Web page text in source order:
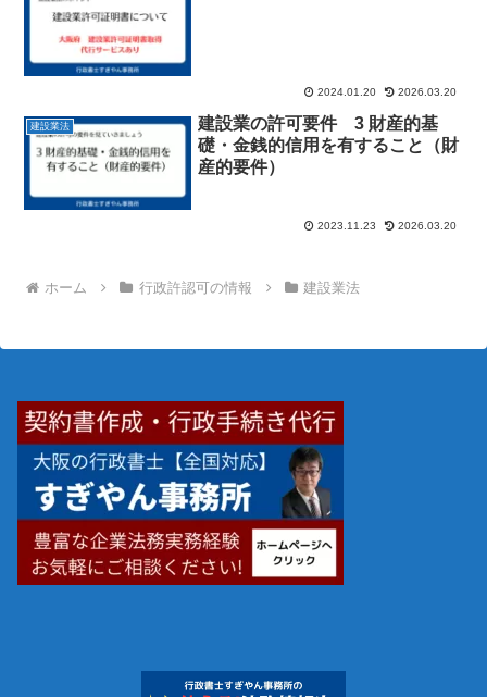
2024.01.20 2026.03.20
建設業法
建設業の許可要件 3 財産的基
礎・金銭的信用を有すること（財
産的要件）
2023.11.23 2026.03.20
ホーム 行政許認可の情報 建設業法